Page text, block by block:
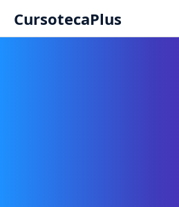
CursotecaPlus